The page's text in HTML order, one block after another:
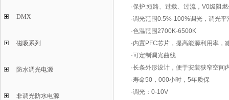
DMX
磁吸系列
防水调光电源
非调光防水电源
·保护:短路、过载、过流，V0级阻
·调光范围0.5%-100%调光，调光
·色温范围2700K-6500K
·内置PFC芯片，提高能源利用率，
·可定制调光曲线
·长条外形设计，便于安装狭窄空间
·寿命50，000小时，5年质保
·调光：0-10V